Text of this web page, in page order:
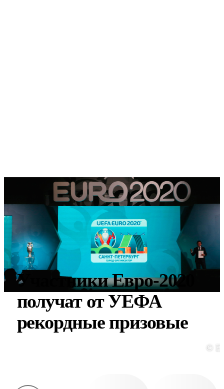
Участники Евро-2020
получат от УЕФА
рекордные призовые
©